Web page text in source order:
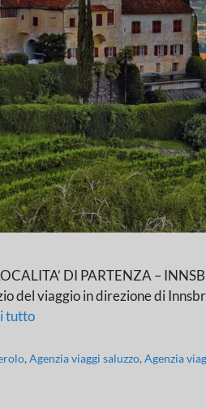
DI PARTENZA –
del viaggio in direzione di
tutto
,Agenzia viaggi saluzzo,Agenzia